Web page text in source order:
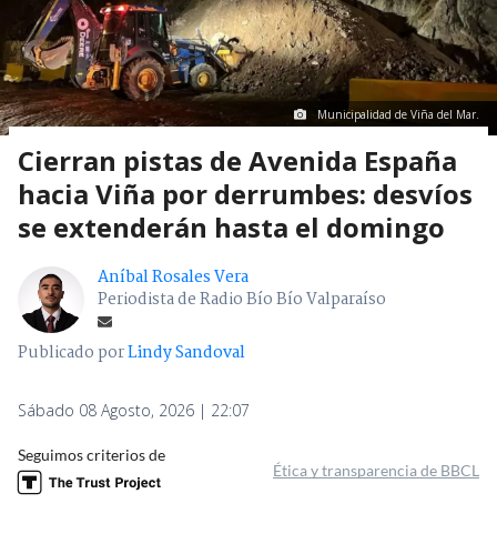
Municipalidad de Viña del Mar.
Cierran pistas de Avenida España
hacia Viña por derrumbes: desvíos
se extenderán hasta el domingo
Aníbal Rosales Vera
Periodista de Radio Bío Bío Valparaíso
Publicado porLindy Sandoval
Sábado 08 Agosto, 2026 | 22:07
Seguimos criterios de
Ética y transparencia de BBCL